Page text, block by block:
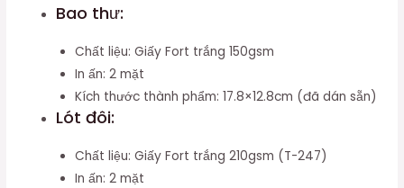
Bao thư:
Chất liệu: Giấy Fort trắng 150gsm
In ấn: 2 mặt
Kích thước thành phẩm: 17.8×12.8cm (đã dán sẵn)
Lót đôi:
Chất liệu: Giấy Fort trắng 210gsm (T-247)
In ấn: 2 mặt